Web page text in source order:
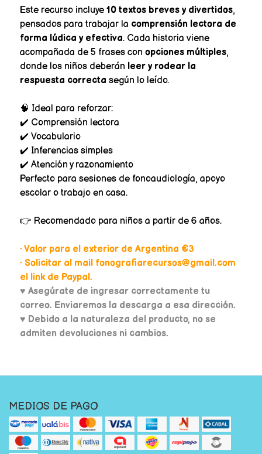
Este recurso incluye 10 textos breves y divertidos,
pensados para trabajar la comprensión lectora de
forma lúdica y efectiva. Cada historia viene
acompañada de 5 frases con opciones múltiples,
donde los niños deberán leer y rodear la
respuesta correcta según lo leído.
🧠 Ideal para reforzar:
✔️ Comprensión lectora
✔️ Vocabulario
✔️ Inferencias simples
✔️ Atención y razonamiento
Perfecto para sesiones de fonoaudiología, apoyo
escolar o trabajo en casa.
👉 Recomendado para niños a partir de 6 años.
• Valor para el exterior de Argentina €3
• Solicitar al mail fonografiarecursos@gmail.com
el link de Paypal.
♥ Asegúrate de ingresar correctamente tu
correo. Enviaremos la descarga a esa dirección.
♥ Debido a la naturaleza del producto, no se
admiten devoluciones ni cambios.
MEDIOS DE PAGO